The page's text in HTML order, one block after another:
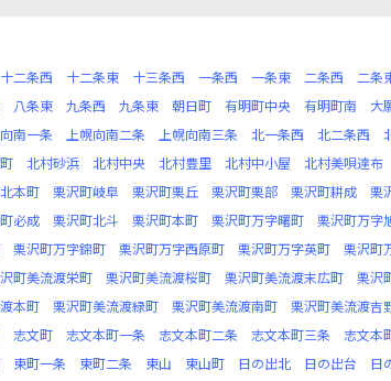
十二条西 十二条東 十三条西 一条西 一条東 二条西 二条
八条東 九条西 九条東 朝日町 有明町中央 有明町南 大
南一条 上幌向南二条 上幌向南三条 北一条西 北二条西
北村砂浜 北村中央 北村豊里 北村中小屋 北村美唄達布
本町 栗沢町岐阜 栗沢町栗丘 栗沢町栗部 栗沢町耕成 栗
必成 栗沢町北斗 栗沢町本町 栗沢町万字曙町 栗沢町万字
栗沢町万字錦町 栗沢町万字西原町 栗沢町万字英町 栗沢町
町美流渡栄町 栗沢町美流渡桜町 栗沢町美流渡末広町 栗沢
本町 栗沢町美流渡緑町 栗沢町美流渡南町 栗沢町美流渡吉
志文町 志文本町一条 志文本町二条 志文本町三条 志文本
東町一条 東町二条 東山 東山町 日の出北 日の出台 日